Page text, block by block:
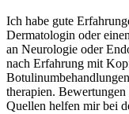
Ich habe gute
Dermatologin oder
an Neurologie oder
nach Erfahrung mit
therapien.
Quellen helfen mir bei